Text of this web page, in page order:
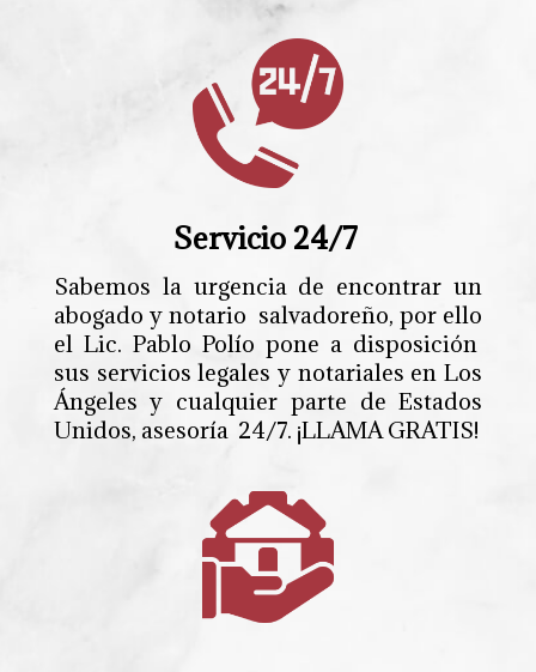
Servicio 24/7
Sabemos la urgencia de encontrar un
abogado y notario salvadoreño, por ello
el Lic. Pablo Polío pone a disposición
sus servicios legales y notariales en Los
Ángeles y cualquier parte de Estados
Unidos, asesoría 24/7. ¡LLAMA GRATIS!